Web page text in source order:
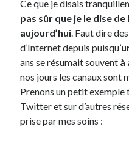
On parle de quoi ?
A Lyon
Bon plan du dimanche
Coup de coeur
Daddy
Engagé
Geek
Ce que je disais
pas sûr que je le dise
aujourd’hui. Faut dire
d’Internet depuis puisqu’
ans se résumait souvent à
nos jours les canaux sont
Prenons un petit exemple
Twitter et sur d’autres
prise par mes soins :